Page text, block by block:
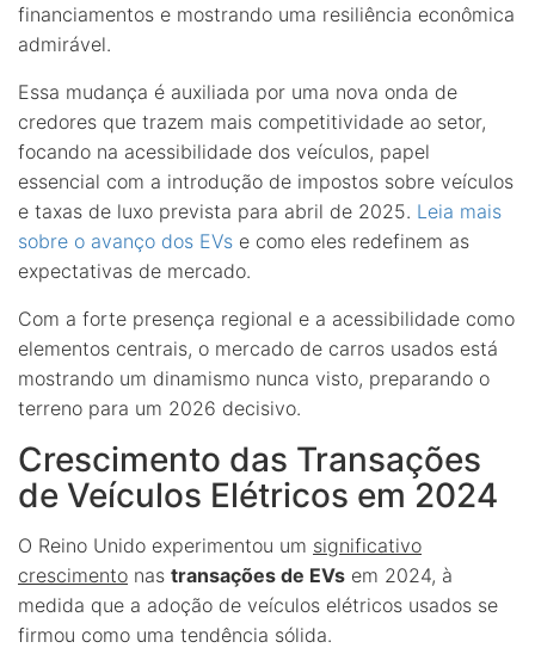
financiamentos e mostrando uma resiliência econômica
admirável.
Essa mudança é auxiliada por uma nova onda de
credores que trazem mais competitividade ao setor,
focando na acessibilidade dos veículos, papel
essencial com a introdução de impostos sobre veículos
e taxas de luxo prevista para abril de 2025. Leia mais
sobre o avanço dos EVs e como eles redefinem as
expectativas de mercado.
Com a forte presença regional e a acessibilidade como
elementos centrais, o mercado de carros usados está
mostrando um dinamismo nunca visto, preparando o
terreno para um 2026 decisivo.
Crescimento das Transações
de Veículos Elétricos em 2024
O Reino Unido experimentou um significativo
crescimento nas transações de EVs em 2024, à
medida que a adoção de veículos elétricos usados se
firmou como uma tendência sólida.